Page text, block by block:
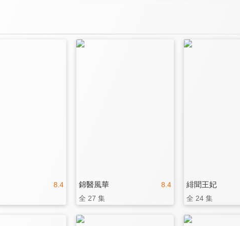
8.4 8.4
錦醫風華
全 27 集
緋聞王妃
全 24 集